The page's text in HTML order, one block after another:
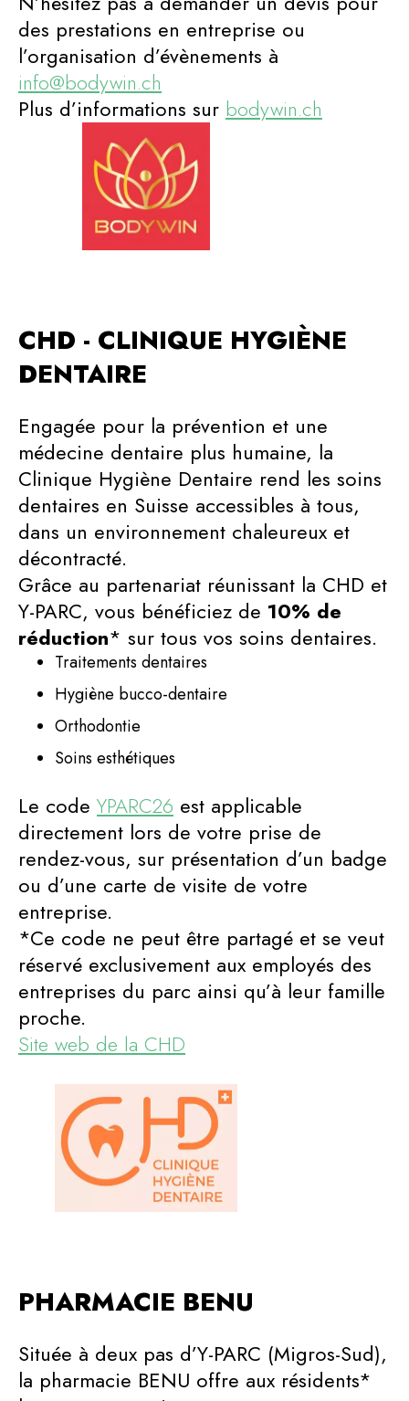
des prestations en entreprise ou
l’organisation d’évènements à
info@bodywin.ch
Plus d’informations sur bodywin.ch
CHD - CLINIQUE HYGIÈNE
DENTAIRE
Engagée pour la prévention et une
médecine dentaire plus humaine, la
Clinique Hygiène Dentaire rend les soins
dentaires en Suisse accessibles à tous,
dans un environnement chaleureux et
décontracté.
Grâce au partenariat réunissant la CHD et
Y-PARC, vous bénéficiez de 10% de
réduction* sur tous vos soins dentaires.
Traitements dentaires
Hygiène bucco-dentaire
Orthodontie
Soins esthétiques
Le code YPARC26 est applicable
directement lors de votre prise de
rendez-vous, sur présentation d’un badge
ou d’une carte de visite de votre
entreprise.
*Ce code ne peut être partagé et se veut
réservé exclusivement aux employés des
entreprises du parc ainsi qu’à leur famille
proche.
Site web de la CHD
PHARMACIE BENU
Située à deux pas d’Y-PARC (Migros-Sud),
la pharmacie BENU offre aux résidents*